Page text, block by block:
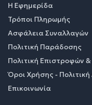
Η Εφημερίδα
Τρόποι Πληρωμής
Ασφάλεια Συναλλαγών
Πολιτική Παράδοσης
Πολιτική Επιστροφών
Όροι Χρήσης -
Επικοινωνία